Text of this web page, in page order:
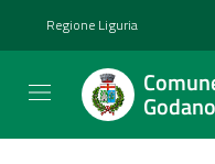
Regione Liguria
Godano